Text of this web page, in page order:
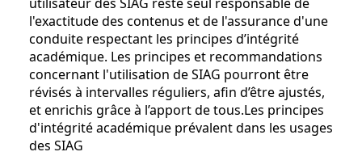
l'exactitude des contenus et de l'assurance d'une
conduite respectant les principes d’intégrité
académique. Les principes et recommandations
concernant l'utilisation de SIAG pourront être
révisés à intervalles réguliers, afin d’être ajustés,
et enrichis grâce à l’apport de tous.Les principes
d'intégrité académique prévalent dans les usages
des SIAG